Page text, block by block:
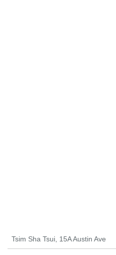
Tsim Sha Tsui, 15A Austin Ave